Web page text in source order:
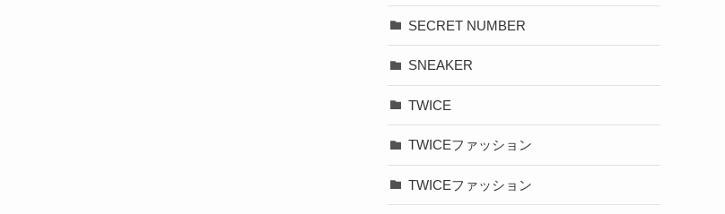
SECRET NUMBER
SNEAKER
TWICE
TWICEファッション
TWICEファッション